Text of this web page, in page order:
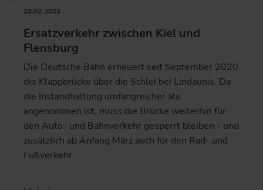
28.02.2023
Ersatzverkehr zwischen Kiel und
Flensburg
Die Deutsche Bahn erneuert seit September 2020
die Klappbrücke über die Schlei bei Lindaunis. Da
die Instandhaltung umfangreicher als
angenommen ist, muss die Brücke weiterhin für
den Auto- und Bahnverkehr gesperrt bleiben - und
zusätzlich ab Anfang März auch für den Rad- und
Fußverkehr.